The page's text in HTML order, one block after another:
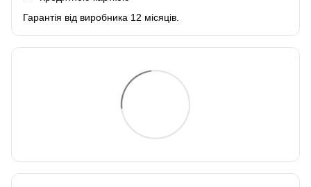
Гарантія від виробника 12 місяців.